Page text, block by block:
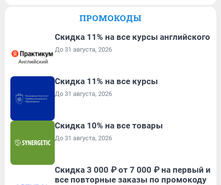
ПРОМОКОДЫ
Скидка 11% на все курсы английского
До 31 августа, 2026
Скидка 11% на все курсы
До 31 августа, 2026
Скидка 10% на все товары
До 31 августа, 2026
Скидка 3 000 ₽ от 7 000 ₽ на первый и
все повторные заказы по промокоду